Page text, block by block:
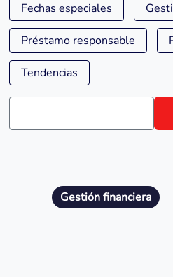
Fechas especiales
Préstamo responsable
Tendencias
Gestión financiera